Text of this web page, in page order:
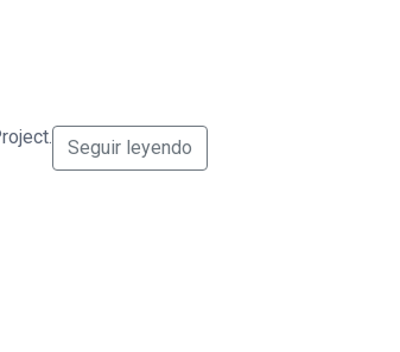
Seguir leyendo